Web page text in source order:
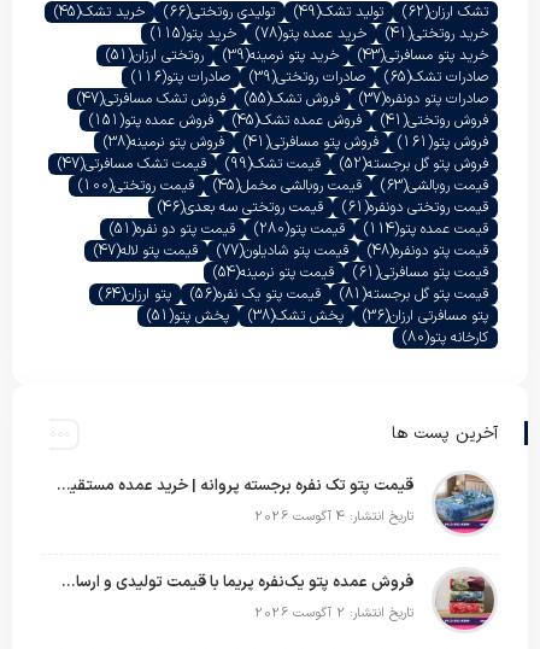
تشک ارزان(62) تولید تشک(49) تولیدی روتختی(66) خرید تشک(45)
خرید روتختی(41) خرید عمده پتو(78) خرید پتو(115)
خرید پتو مسافرتی(43) خرید پتو نرمینه(39) روتختی ارزان(51)
صادرات تشک(65) صادرات روتختی(39) صادرات پتو(116)
صادرات پتو دونفره(37) فروش تشک(55) فروش تشک مسافرتی(47)
فروش روتختی(41) فروش عمده تشک(45) فروش عمده پتو(151)
فروش پتو(161) فروش پتو مسافرتی(41) فروش پتو نرمینه(38)
فروش پتو گل برجسته(52) قیمت تشک(99) قیمت تشک مسافرتی(47)
قیمت روبالشی(63) قیمت روبالشی مخمل(45) قیمت روتختی(100)
قیمت روتختی دونفره(61) قیمت روتختی سه بعدی(46)
قیمت عمده پتو(114) قیمت پتو(280) قیمت پتو دو نفره(51)
قیمت پتو دونفره(48) قیمت پتو شادیلون(77) قیمت پتو لاله(47)
قیمت پتو مسافرتی(61) قیمت پتو نرمینه(54)
قیمت پتو گل برجسته(81) قیمت پتو یک نفره(56) پتو ارزان(64)
پتو مسافرتی ارزان(36) پخش تشک(38) پخش پتو(51)
کارخانه پتو(80)
آخرین پست ها
قیمت پتو تک نفره برجسته پروانه | خرید عمده مستقیم با بهترین قیمت بازار
تاریخ انتشار: 4 آگوست 2026
فروش عمده پتو یک‌نفره پریما با قیمت تولیدی و ارسال به سراسر کشور
تاریخ انتشار: 2 آگوست 2026